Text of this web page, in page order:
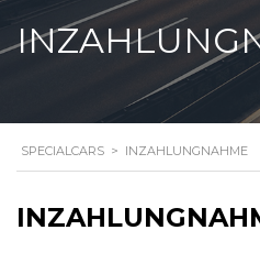
SPECIALCARS > INZAHLUNGNAHME